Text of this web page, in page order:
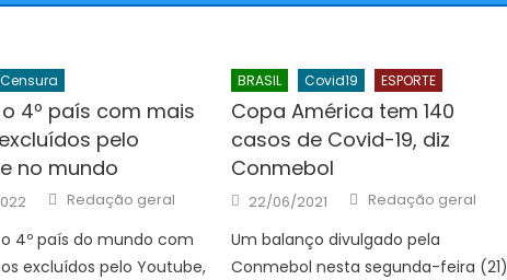
Censura
4º país com mais
pelo
no mundo
Author
Redação geral
o 4º país do mundo com
excluídos pelo Youtube,
BRASIL Covid19 ESPORTE
Copa América tem 140
casos de Covid-19, diz
Conmebol
Posted
on
22/06/2021 Author
Redação geral
Um balanço divulgado pela
Conmebol nesta segunda-feira (21)